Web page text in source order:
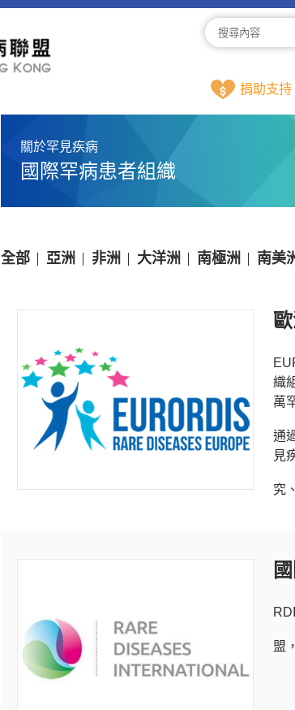
捐助支持
關於罕見疾病
國際罕病患者組織
全部 亞洲 非洲 大洋洲 南極洲 南美
織
萬
通
見
究
盟